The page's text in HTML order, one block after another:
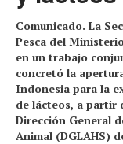
Comunicado. La
Pesca del
en un trabajo
concretó la
Indonesia para la
de lácteos, a partir
Dirección General
Animal (DGLAHS)